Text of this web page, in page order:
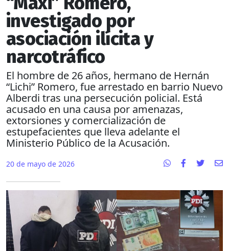
investigado por
asociación ilícita y
narcotráfico
El hombre de 26 años, hermano de Hernán
“Lichi” Romero, fue arrestado en barrio Nuevo
Alberdi tras una persecución policial. Está
acusado en una causa por amenazas,
extorsiones y comercialización de
estupefacientes que lleva adelante el
Ministerio Público de la Acusación.
20 de mayo de 2026